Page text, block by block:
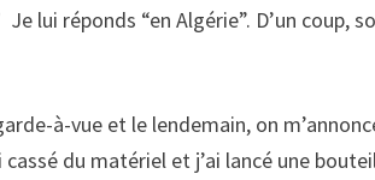
lui réponds “en Algérie”. D’un coup,
à-vue et le lendemain, on
du matériel et j’ai lancé une